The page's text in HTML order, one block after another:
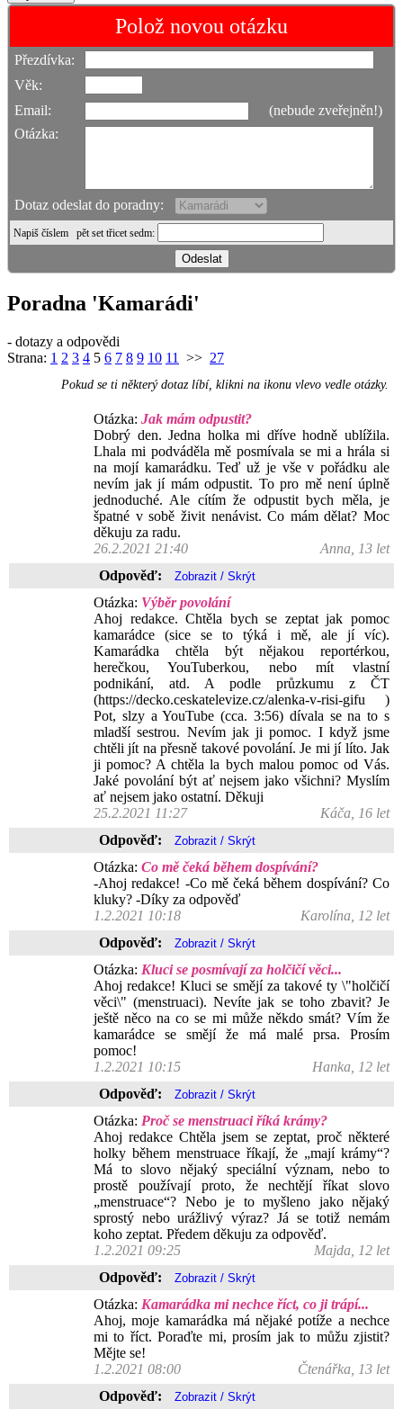
Polož novou otázku
Přezdívka:
Věk:
Email:
(nebude zveřejněn!)
Otázka:
Dotaz odeslat do poradny:
Napiš číslem pět set třicet sedm:
Poradna 'Kamarádi'
- dotazy a odpovědi
Strana: 1 2 3 4 5 6 7 8 9 10 11 >> 27
Pokud se ti některý dotaz líbí, klikni na ikonu vlevo vedle otázky.
Otázka: Jak mám odpustit?
Dobrý den. Jedna holka mi dříve hodně ublížila.
Lhala mi podváděla mě posmívala se mi a hrála si
na mojí kamarádku. Teď už je vše v pořádku ale
nevím jak jí mám odpustit. To pro mě není úplně
jednoduché. Ale cítím že odpustit bych měla, je
špatné v sobě živit nenávist. Co mám dělat? Moc
děkuju za radu.
26.2.2021 21:40
Anna, 13 let
Odpověď:
Otázka: Výběr povolání
Ahoj redakce. Chtěla bych se zeptat jak pomoc
kamarádce (sice se to týká i mě, ale jí víc).
Kamarádka chtěla být nějakou reportérkou,
herečkou, YouTuberkou, nebo mít vlastní
podnikání, atd. A podle průzkumu z ČT
(https://decko.ceskatelevize.cz/alenka-v-risi-gifu )
Pot, slzy a YouTube (cca. 3:56) dívala se na to s
mladší sestrou. Nevím jak ji pomoc. I když jsme
chtěli jít na přesně takové povolání. Je mi jí líto. Jak
ji pomoc? A chtěla la bych malou pomoc od Vás.
Jaké povolání být ať nejsem jako všichni? Myslím
ať nejsem jako ostatní. Děkuji
25.2.2021 11:27
Káča, 16 let
Odpověď:
Otázka: Co mě čeká během dospívání?
-Ahoj redakce! -Co mě čeká během dospívání? Co
kluky? -Díky za odpověď
1.2.2021 10:18
Karolína, 12 let
Odpověď:
Otázka: Kluci se posmívají za holčičí věci...
Ahoj redakce! Kluci se smějí za takové ty \"holčičí
věci\" (menstruaci). Nevíte jak se toho zbavit? Je
ještě něco na co se mi může někdo smát? Vím že
kamarádce se smějí že má malé prsa. Prosím
pomoc!
1.2.2021 10:15
Hanka, 12 let
Odpověď:
Otázka: Proč se menstruaci říká krámy?
Ahoj redakce Chtěla jsem se zeptat, proč některé
holky během menstruace říkají, že „mají krámy“?
Má to slovo nějaký speciální význam, nebo to
prostě používají proto, že nechtějí říkat slovo
„menstruace“? Nebo je to myšleno jako nějaký
sprostý nebo urážlivý výraz? Já se totiž nemám
koho zeptat. Předem děkuju za odpověď.
1.2.2021 09:25
Majda, 12 let
Odpověď:
Otázka: Kamarádka mi nechce říct, co ji trápí...
Ahoj, moje kamarádka má nějaké potíže a nechce
mi to říct. Poraďte mi, prosím jak to můžu zjistit?
Mějte se!
1.2.2021 08:00
Čtenářka, 13 let
Odpověď: